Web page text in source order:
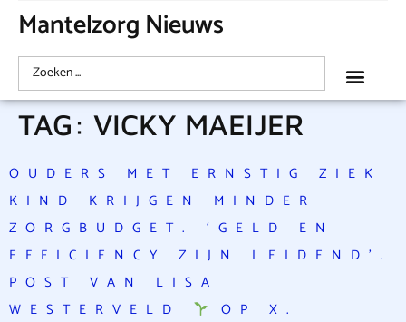
Mantelzorg Nieuws
TAG: VICKY MAEIJER
OUDERS MET ERNSTIG ZIEK
KIND KRIJGEN MINDER
ZORGBUDGET. ‘GELD EN
EFFICIENCY ZIJN LEIDEND’.
POST VAN LISA
WESTERVELD
OP X.